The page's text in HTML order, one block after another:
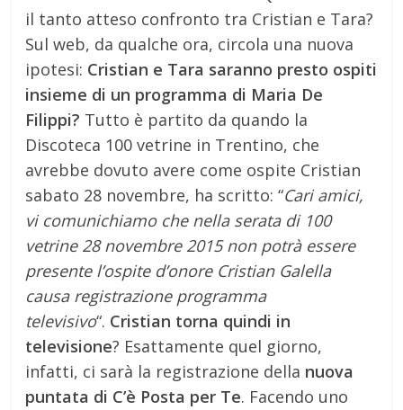
il tanto atteso confronto tra Cristian e Tara?
Sul web, da qualche ora, circola una nuova
ipotesi: Cristian e Tara saranno presto ospiti
insieme di un programma di Maria De
Filippi? Tutto è partito da quando la
Discoteca 100 vetrine in Trentino, che
avrebbe dovuto avere come ospite Cristian
sabato 28 novembre, ha scritto: “Cari amici,
vi comunichiamo che nella serata di 100
vetrine 28 novembre 2015 non potrà essere
presente l’ospite d’onore Cristian Galella
causa registrazione programma
televisivo“. Cristian torna quindi in
televisione? Esattamente quel giorno,
infatti, ci sarà la registrazione della nuova
puntata di C’è Posta per Te. Facendo uno